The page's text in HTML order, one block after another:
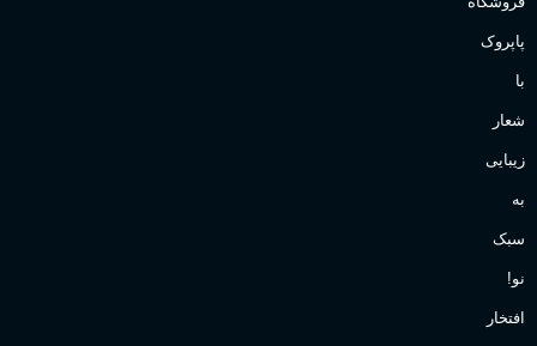
پاپروک
با
شعار
زیبایی
به
سبک
نو!
افتخار